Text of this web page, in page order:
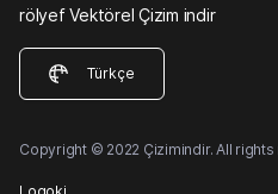
rölyef Vektörel Çizim indir
Türkçe
Copyright © 2022 Çizimindir. All